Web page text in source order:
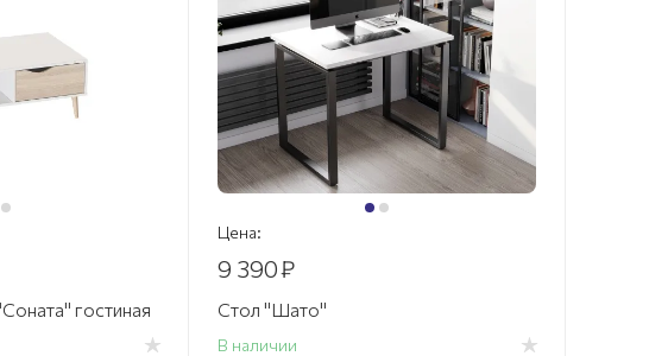
гостиная
Цена:
9 390₽
Стол "Шато"
В наличии